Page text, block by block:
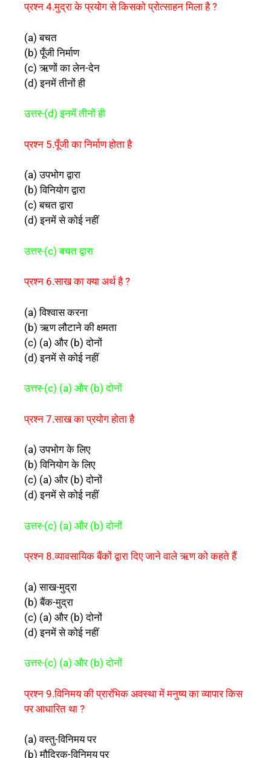
प्रश्न 4.मुद्रा के प्रयोग से किसको प्रोत्साहन मिला है ?
(a) बचत
(b) पूँजी निर्माण
(c) ऋणों का लेन-देन
(d) इनमें तीनों ही
उत्तर-(d) इनमें तीनों ही
प्रश्न 5.पूँजी का निर्माण होता है
(a) उपभोग द्वारा
(b) विनियोग द्वारा
(c) बचत द्वारा
(d) इनमें से कोई नहीं
उत्तर-(c) बचत द्वारा
प्रश्न 6.साख का क्या अर्थ है ?
(a) विश्वास करना
(b) ऋण लौटाने की क्षमता
(c) (a) और (b) दोनों
(d) इनमें से कोई नहीं
उत्तर-(c) (a) और (b) दोनों
प्रश्न 7.साख का प्रयोग होता है
(a) उपभोग के लिए
(b) विनियोग के लिए
(c) (a) और (b) दोनों
(d) इनमें से कोई नहीं
उत्तर-(c) (a) और (b) दोनों
प्रश्न 8.व्यावसायिक बैंकों द्वारा दिए जाने वाले ऋण को कहते हैं
(a) साख-मुद्रा
(b) बैंक-मुद्रा
(c) (a) और (b) दोनों
(d) इनमें से कोई नहीं
उत्तर-(c) (a) और (b) दोनों
प्रश्न 9.विनिमय की प्रारंभिक अवस्था में मनुष्य का व्यापार किस
पर आधारित था ?
(a) वस्तु-विनिमय पर
(b) मौद्रिक-विनिमय पर